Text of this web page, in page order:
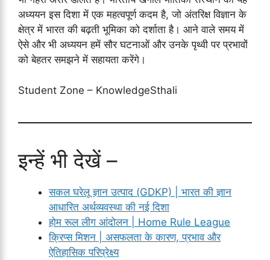
अध्ययन इस दिशा में एक महत्वपूर्ण कदम है, जो अंतरिक्ष विज्ञान के
क्षेत्र में भारत की बढ़ती भूमिका को दर्शाता है। आने वाले समय में
ऐसे और भी अध्ययन हमें सौर घटनाओं और उनके पृथ्वी पर प्रभावों
को बेहतर समझने में सहायता करेंगे।
Student Zone – KnowledgeSthali
इन्हें भी देखें –
सकल घरेलू ज्ञान उत्पाद (GDKP) | भारत की ज्ञान
आधारित अर्थव्यवस्था की नई दिशा
होम रूल लीग आंदोलन | Home Rule League
क्रिप्स मिशन | असफलता के कारण, प्रभाव और
ऐतिहासिक परिप्रेक्ष्य